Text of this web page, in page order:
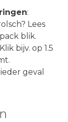
:
Lees
blik.
bijv. op 1.5
geval